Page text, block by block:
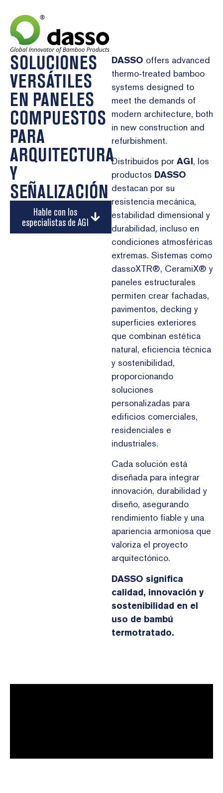
SOLUCIONES
VERSÁTILES
EN PANELES
COMPUESTOS
PARA
ARQUITECTURA
Y
SEÑALIZACIÓN
Hable con los
especialistas de AGI
DASSO offers advanced
thermo‑treated bamboo
systems designed to
meet the demands of
modern architecture, both
in new construction and
refurbishment.
Distribuidos por AGI, los
productos DASSO
destacan por su
resistencia mecánica,
estabilidad dimensional y
durabilidad, incluso en
condiciones atmosféricas
extremas. Sistemas como
dassoXTR®, CeramiX® y
paneles estructurales
permiten crear fachadas,
pavimentos, decking y
superficies exteriores
que combinan estética
natural, eficiencia técnica
y sostenibilidad,
proporcionando
soluciones
personalizadas para
edificios comerciales,
residenciales e
industriales.
Cada solución está
diseñada para integrar
innovación, durabilidad y
diseño, asegurando
rendimiento fiable y una
apariencia armoniosa que
valoriza el proyecto
arquitectónico.
DASSO significa
calidad, innovación y
sostenibilidad en el
uso de bambú
termotratado.